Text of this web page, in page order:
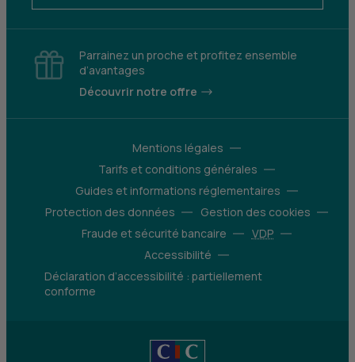
Parrainez un proche et profitez ensemble
d’avantages
Découvrir notre offre
Mentions légales
Tarifs et conditions générales
Guides et informations réglementaires
Protection des données
Gestion des cookies
Fraude et sécurité bancaire
VDP
Accessibilité
Déclaration d’accessibilité : partiellement
conforme